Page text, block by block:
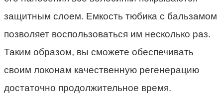
защитным слоем. Емкость тюбика с бальзамом
позволяет воспользоваться им несколько раз.
Таким образом, вы сможете обеспечивать
своим локонам качественную регенерацию
достаточно продолжительное время.